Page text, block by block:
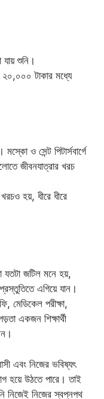
শুনি।
টাকার মধ্যে
ও সেন্ট পিটার্সবার্গে
জীবনযাত্রার খরচ
হয়, ধীরে ধীরে
যতটা জটিল মনে হয়,
এগিয়ে যান।
মেডিকেল পরীক্ষা,
একজন শিক্ষার্থী
এবং নিজের ভবিষ্যৎ
হয়ে উঠতে পারে। তাই
নিজেই নিজের স্বপ্নপথ